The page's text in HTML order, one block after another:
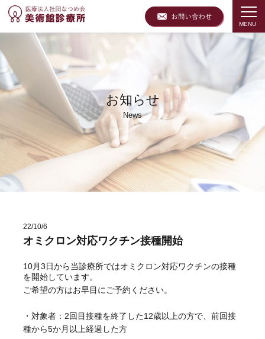
お知らせ
News
22/10/6
オミクロン対応ワクチン接種開始
10月3日から当診療所ではオミクロン対応ワクチンの接種
を開始しています。
ご希望の方はお早目にご予約ください。
・対象者：2回目接種を終了した12歳以上の方で、前回接
種から5か月以上経過した方